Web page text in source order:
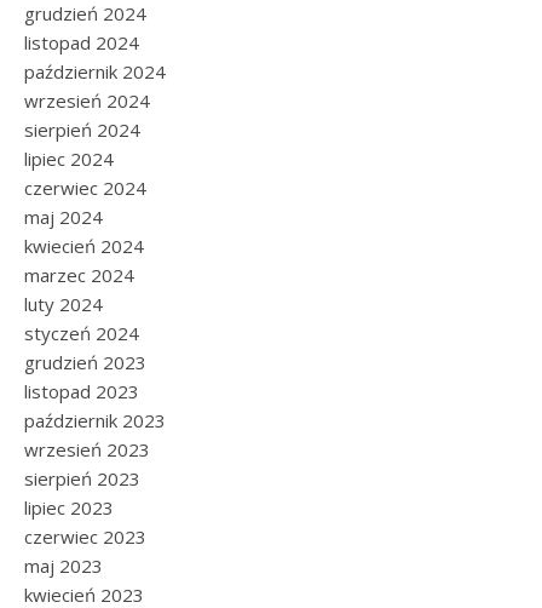
grudzień 2024
listopad 2024
październik 2024
wrzesień 2024
sierpień 2024
lipiec 2024
czerwiec 2024
maj 2024
kwiecień 2024
marzec 2024
luty 2024
styczeń 2024
grudzień 2023
listopad 2023
październik 2023
wrzesień 2023
sierpień 2023
lipiec 2023
czerwiec 2023
maj 2023
kwiecień 2023